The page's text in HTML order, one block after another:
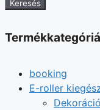
Keresés
booking
E-roller